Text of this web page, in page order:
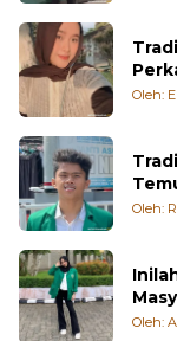
Oleh:
Oleh:
Oleh: